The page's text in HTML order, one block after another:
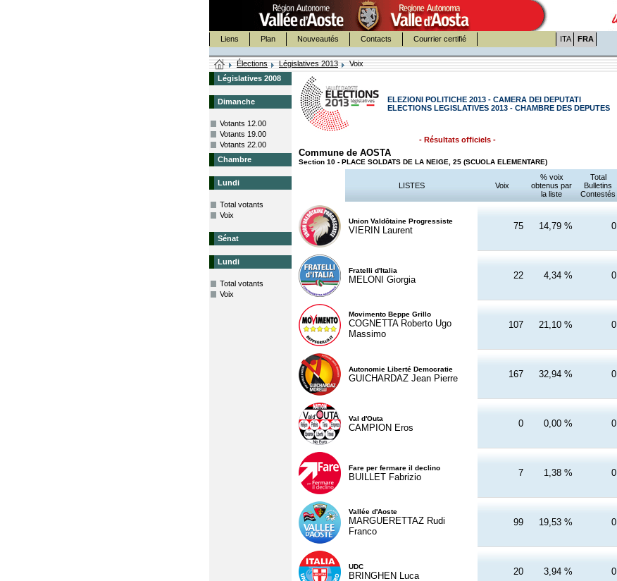
Liens Plan Nouveautés Contacts Courrier certifié ITA FRA
Élections Législatives 2013
Voix
Législatives 2008
Dimanche
Votants 12.00
Votants 19.00
Votants 22.00
Chambre
Lundi
Total votants
Voix
Sénat
Lundi
Total votants
Voix
ELEZIONI POLITICHE 2013 - CAMERA DEI DEPUTATI
ELECTIONS LEGISLATIVES 2013 - CHAMBRE DES DEPUTES
- Résultats officiels -
Commune de AOSTA
Section 10 - PLACE SOLDATS DE LA NEIGE, 25 (SCUOLA ELEMENTARE)
LISTES Voix
% voix
obtenus par
la liste
Total
Bulletins
Contestés
Union Valdôtaine Progressiste
VIERIN Laurent 75 14,79 % 0
Fratelli d'Italia
MELONI Giorgia 22 4,34 % 0
Movimento Beppe Grillo
COGNETTA Roberto Ugo
Massimo
107 21,10 % 0
Autonomie Liberté Democratie
GUICHARDAZ Jean Pierre 167 32,94 % 0
Val d'Outa
CAMPION Eros 0 0,00 % 0
Fare per fermare il declino
BUILLET Fabrizio 7 1,38 % 0
Vallée d'Aoste
MARGUERETTAZ Rudi
Franco
99 19,53 % 0
UDC
BRINGHEN Luca 20 3,94 % 0